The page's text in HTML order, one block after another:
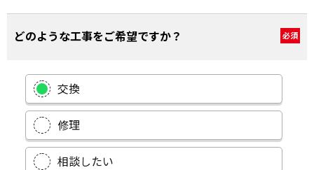
どのような工事をご希望ですか？ 必須
交換
修理
相談したい